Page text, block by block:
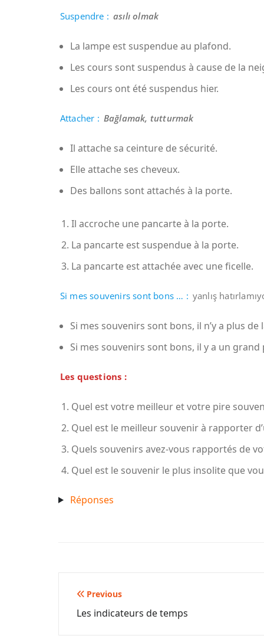
Suspendre : asılı olmak
La lampe est suspendue au plafond.
Les cours sont suspendus à cause de la
Les cours ont été suspendus hier.
Attacher : Bağlamak, tutturmak
Il attache sa ceinture de sécurité.
Elle attache ses cheveux.
Des ballons sont attachés à la porte.
Il accroche une pancarte à la porte.
La pancarte est suspendue à la porte.
La pancarte est attachée avec une ficelle.
Si mes souvenirs sont bons … : yanlış
Si mes souvenirs sont bons, il n’y a plus
Si mes souvenirs sont bons, il y a un
Les questions :
Quel est votre meilleur et votre pire
Quel est le meilleur souvenir à rapporter
Quels souvenirs avez-vous rapportés de
Quel est le souvenir le plus insolite que
Réponses
Yazı
gezinmesi
Previous
Les indicateurs de temps